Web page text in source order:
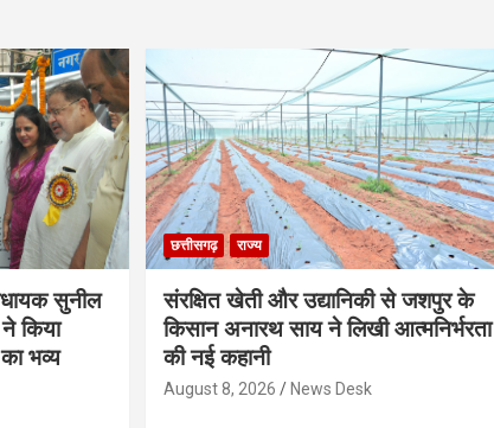
सुनील
किया
भव्य
छत्तीसगढ़ राज्य
संरक्षित खेती और उद्यानिकी से जशपुर के
किसान अनारथ साय ने लिखी आत्मनिर्भरता
की नई कहानी
August 8, 2026 News Desk